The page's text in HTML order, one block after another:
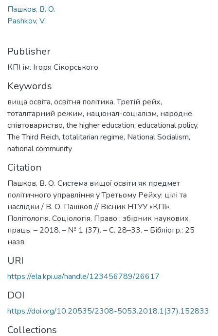
Пашков, В. О.
Pashkov, V.
Publisher
КПІ ім. Ігоря Сікорського
Keywords
вища освіта, освітня політика,Третій рейх,
тоталітарний режим, націонал-соціалізм, народне
співтовариство, the higher education, educational policy,
The Third Reich, totalitarian regime, National Socialism,
national community
Citation
Пашков, В. О. Система вищої освіти як предмет
політичного управління у Третьому Рейху: цілі та
наслідки / В. О. Пашков // Вісник НТУУ «КПІ».
Політологія. Соціологія. Право : збірник наукових
праць. – 2018. – № 1 (37). – С. 28–33. – Бібліогр.: 25
назв.
URI
https://ela.kpi.ua/handle/123456789/26617
DOI
https://doi.org/10.20535/2308-5053.2018.1(37).152833
Collections